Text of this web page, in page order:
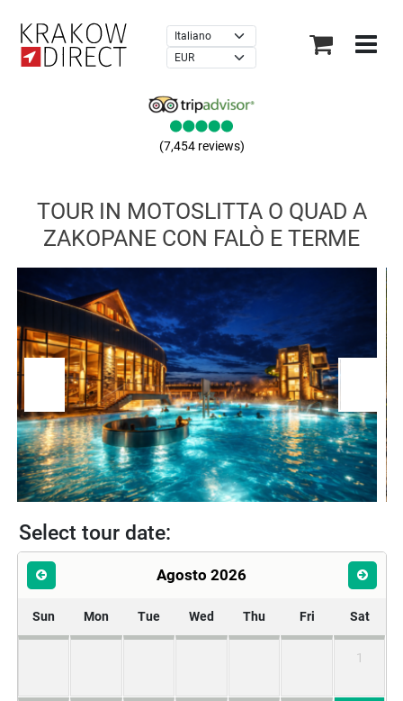
4.8 of 2710 reviews
TOUR IN MOTOSLITTA O QUAD A
ZAKOPANE CON FALÒ E TERME
Select tour date:
Agosto 2026
Sun Mon Tue Wed Thu Fri Sat
1